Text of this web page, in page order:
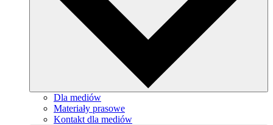
Dla mediów
Materiały prasowe
Kontakt dla mediów